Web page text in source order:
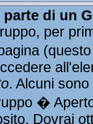
di un
per
. Alcuni
�
Dovrai